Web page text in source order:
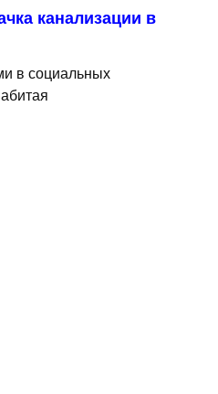
канализации в
в социальных